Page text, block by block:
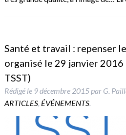
Santé et travail : repenser
organisé le 29 janvier 2016
TSST)
Rédigé le 9 décembre 2015par G.
ARTICLES, ÉVÉNEMENTS.